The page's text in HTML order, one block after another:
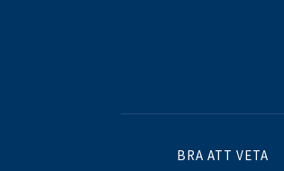
BRA ATT VETA